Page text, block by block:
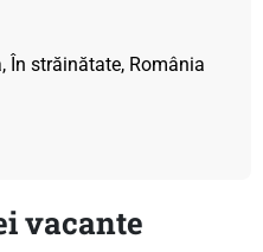
În străinătate, România
vacante